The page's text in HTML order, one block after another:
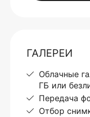
ГАЛЕРЕИ
Облачные
ГБ или
Передача
Отбор